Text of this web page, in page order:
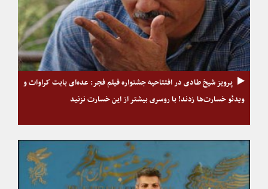
پرویز شیخ طادی در افتتاحیه جشنواره فیلم فجر: عده‌ای بابت کراوات و
ویدئو خسارت‌ها زدند! با روسری بیشتر از این خسارت نزنید